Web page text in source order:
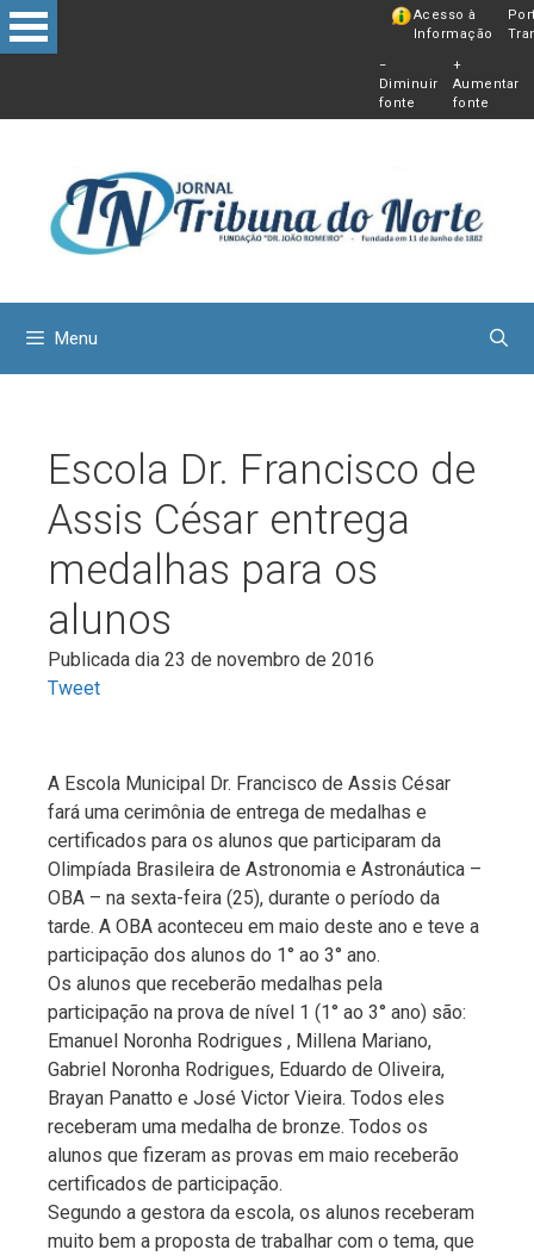
Pular
para
Acesso à
Informação
−
Diminuir
fonte
+
Aumentar
fonte
Menu
Escola Dr. Francisco de
Assis César entrega
medalhas para os
alunos
Publicada dia 23 de novembro de 2016
Tweet
A Escola Municipal Dr. Francisco de Assis César
fará uma cerimônia de entrega de medalhas e
certificados para os alunos que participaram da
Olimpíada Brasileira de Astronomia e Astronáutica –
OBA – na sexta-feira (25), durante o período da
tarde. A OBA aconteceu em maio deste ano e teve a
participação dos alunos do 1° ao 3° ano.
Os alunos que receberão medalhas pela
participação na prova de nível 1 (1° ao 3° ano) são:
Emanuel Noronha Rodrigues , Millena Mariano,
Gabriel Noronha Rodrigues, Eduardo de Oliveira,
Brayan Panatto e José Victor Vieira. Todos eles
receberam uma medalha de bronze. Todos os
alunos que fizeram as provas em maio receberão
certificados de participação.
Segundo a gestora da escola, os alunos receberam
muito bem a proposta de trabalhar com o tema, que